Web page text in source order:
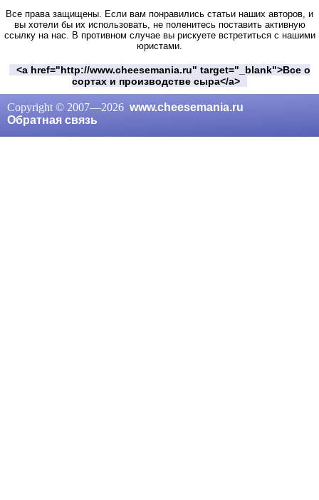
Все права защищены. Если вам понравились статьи наших авторов, и
вы хотели бы их использовать, не поленитесь поставить активную
ссылку на нас. В противном случае вы рискуете встретиться с нашими
юристами.
<a href="http://www.cheesemania.ru" target="_blank">Все о
сортах и производстве сыра</a>
Copyright © 2007—2026 www.cheesemania.ru
Обратная связь